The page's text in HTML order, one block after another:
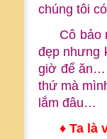
chúng tôi
Cô bảo
đẹp nhưng
giờ để ăn…
thứ mà
lắm đâu…
♦ Ta là